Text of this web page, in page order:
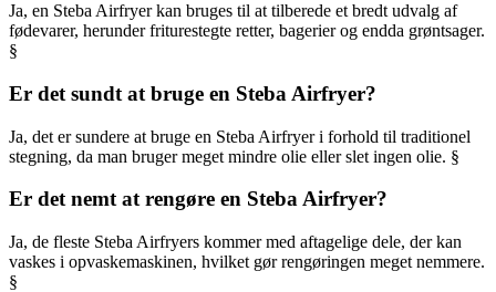
Ja, en Steba Airfryer kan bruges til at tilberede et bredt udvalg af
fødevarer, herunder friturestegte retter, bagerier og endda grøntsager.
§
Er det sundt at bruge en Steba Airfryer?
Ja, det er sundere at bruge en Steba Airfryer i forhold til traditionel
stegning, da man bruger meget mindre olie eller slet ingen olie. §
Er det nemt at rengøre en Steba Airfryer?
Ja, de fleste Steba Airfryers kommer med aftagelige dele, der kan
vaskes i opvaskemaskinen, hvilket gør rengøringen meget nemmere.
§